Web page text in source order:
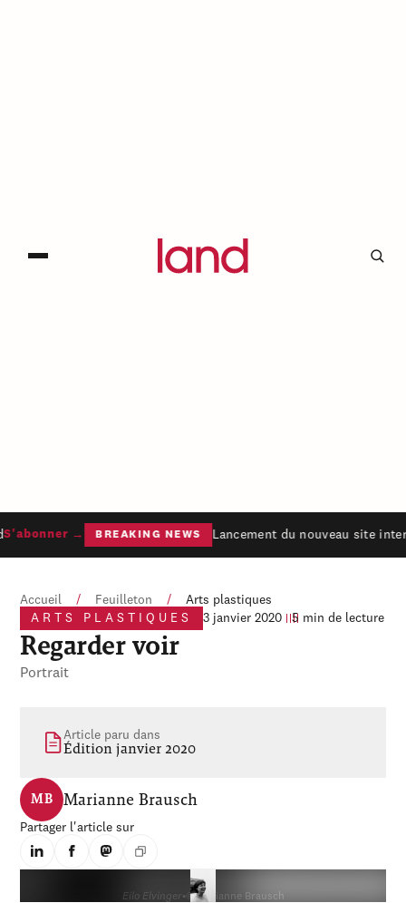
→ BREAKING NEWS Lancement du nouveau site
Accueil / Feuilleton /
Arts plastiques
ARTS PLASTIQUES
3 janvier 2020 5 min de lecture
Regarder voir
Portrait
Article paru dans
Édition janvier 2020
MB Marianne Brausch
Partager l'article sur
Eilo Elvinger • © Marianne Brausch